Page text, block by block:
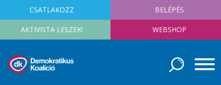
CSATLAKOZZ BELÉPÉS
AKTIVISTA LESZEK! WEBSHOP